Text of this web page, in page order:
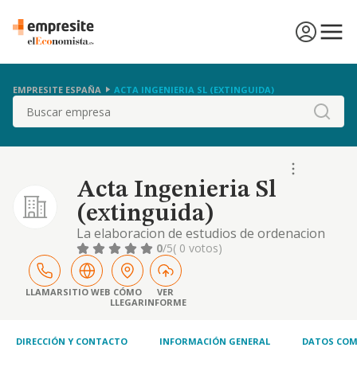
EMPRESITE ESPAÑA ACTA INGENIERIA SL (EXTINGUIDA)
Buscar
Acta Ingenieria Sl
(extinguida)
La elaboracion de estudios de ordenacion
territorial, de planeamiento urbanistico y del
medio fisico
0/5( 0 votos)
LLAMARSITIO WEB CÓMO
LLEGAR
VER
INFORME
DIRECCIÓN Y CONTACTO INFORMACIÓN GENERAL DATOS